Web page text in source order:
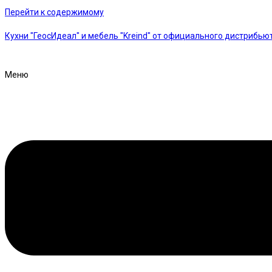
Перейти к содержимому
Кухни "ГеосИдеал" и мебель "Kreind" от официального
Меню